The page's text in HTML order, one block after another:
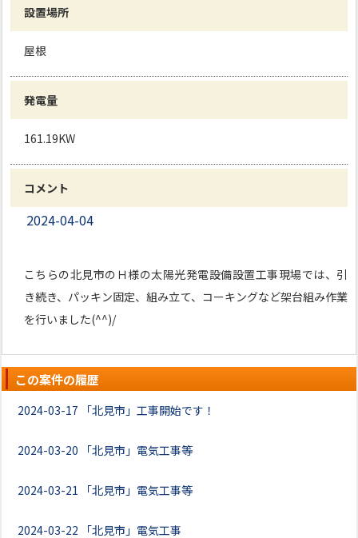
設置場所
屋根
発電量
161.19KW
コメント
2024-04-04
こちらの北見市のＨ様の太陽光発電設備設置工事現場では、引
き続き、パッキン固定、組み立て、コーキングなど架台組み作業
を行いました(^^)/
この案件の履歴
2024-03-17 「北見市」工事開始です！
2024-03-20 「北見市」電気工事等
2024-03-21 「北見市」電気工事等
2024-03-22 「北見市」電気工事